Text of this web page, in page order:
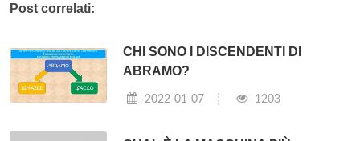
Post correlati:
CHI SONO I DISCENDENTI DI
ABRAMO?
2022-01-07 1203